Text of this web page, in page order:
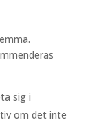
sig i
om det inte